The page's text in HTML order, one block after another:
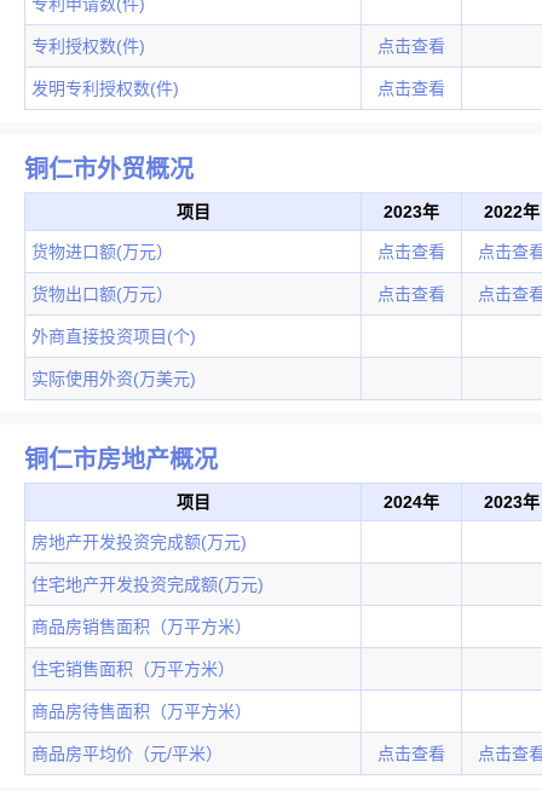
专利授权数(件) 点击查看
发明专利授权数(件) 点击查看
铜仁市外贸概况
项目 2023年 2022年
货物进口额(万元） 点击查看 点击查
货物出口额(万元） 点击查看 点击查
外商直接投资项目(个)
实际使用外资(万美元)
铜仁市房地产概况
项目 2024年 2023年
房地产开发投资完成额(万元)
住宅地产开发投资完成额(万元)
商品房销售面积（万平方米）
住宅销售面积（万平方米）
商品房待售面积（万平方米）
商品房平均价（元/平米） 点击查看 点击查